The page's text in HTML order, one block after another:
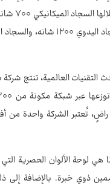
200 ألف عميل راضٍ، تُعتبر الشركة
لوحة الألوان الحصرية
ذوي خبرة. بالإضافة إلى